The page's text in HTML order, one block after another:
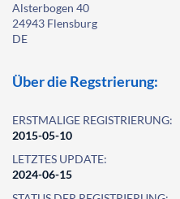
Alsterbogen 40
24943 Flensburg
DE
Über die Regstrierung:
ERSTMALIGE REGISTRIERUNG:
2015-05-10
LETZTES UPDATE:
2024-06-15